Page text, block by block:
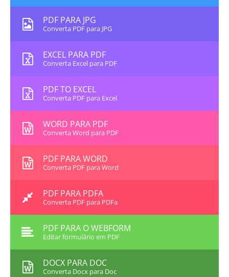
PDF PARA JPG
Converta PDF para JPG
EXCEL PARA PDF
Converta Excel para PDF
PDF TO EXCEL
Converta PDF para Excel
WORD PARA PDF
Converta Word para PDF
PDF PARA WORD
Converta PDF para Word
PDF PARA PDFA
Converta PDF para PDFa
PDF PARA O WEBFORM
Editar formulário em PDF
DOCX PARA DOC
Converta Docx para Doc